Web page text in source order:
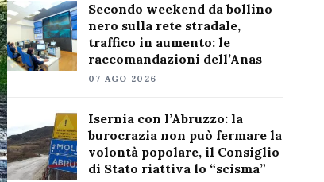
Secondo weekend da bollino
nero sulla rete stradale,
traffico in aumento: le
raccomandazioni dell’Anas
07 AGO 2026
Isernia con l’Abruzzo: la
burocrazia non può fermare la
volontà popolare, il Consiglio
di Stato riattiva lo “scisma”